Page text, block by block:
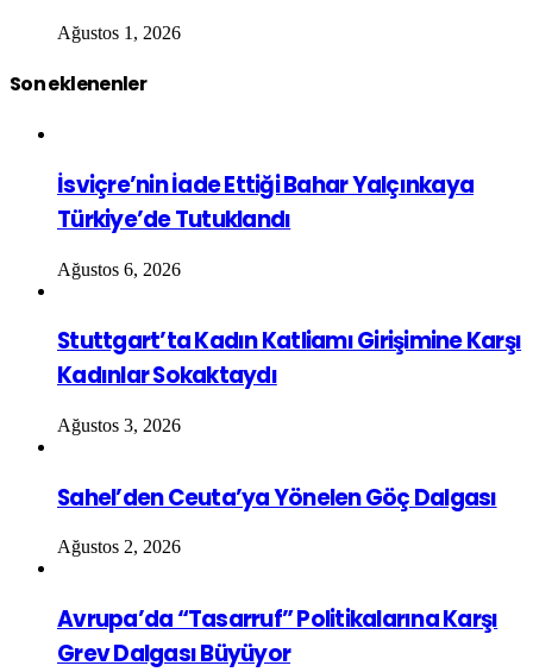
Ağustos 1, 2026
Son eklenenler
İsviçre’nin İade Ettiği Bahar Yalçınkaya
Türkiye’de Tutuklandı
Ağustos 6, 2026
Stuttgart’ta Kadın Katliamı Girişimine Karşı
Kadınlar Sokaktaydı
Ağustos 3, 2026
Sahel’den Ceuta’ya Yönelen Göç Dalgası
Ağustos 2, 2026
Avrupa’da “Tasarruf” Politikalarına Karşı
Grev Dalgası Büyüyor